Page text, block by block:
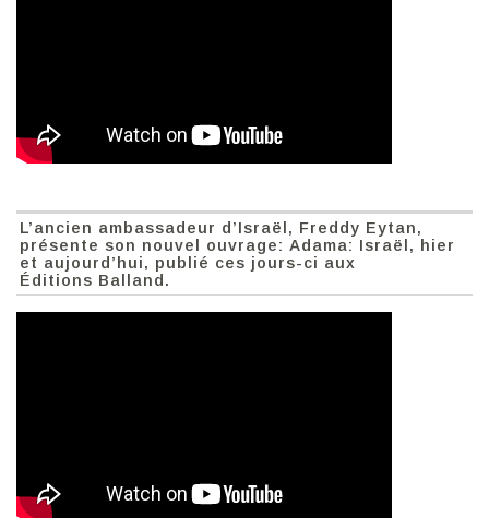
L’ancien ambassadeur d’Israël, Freddy Eytan,
présente son nouvel ouvrage: Adama: Israël, hier
et aujourd’hui, publié ces jours-ci aux
Éditions Balland.